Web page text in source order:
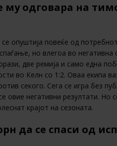
му одговара на
опуштија повеќе од
но влегоа во
две ремија и само една
во Келн со 1:2. Оваа екипа
секого. Сега се игра без
овие негативни резултати. Но
крајот на сезоната.
да се спаси од